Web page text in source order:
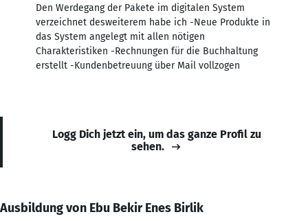
Den Werdegang der Pakete im digitalen System
verzeichnet desweiterem habe ich -Neue Produkte in
das System angelegt mit allen nötigen
Charakteristiken -Rechnungen für die Buchhaltung
erstellt -Kundenbetreuung über Mail vollzogen
Logg Dich jetzt ein, um das ganze Profil zu
sehen.
Ausbildung von Ebu Bekir Enes Birlik